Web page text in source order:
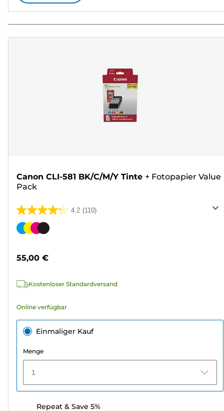
Canon CLI-581 BK/C/M/Y Tinte + Fotopapier Value
Pack
4.2 (110)
4.2
von
110
Farbpatrone
55,00 €
Kostenloser Standardversand
Online verfügbar
Einmaliger Kauf
Menge
1
Repeat & Save 5%